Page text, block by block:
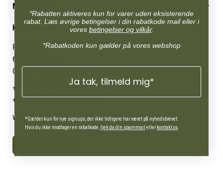
Følg din bestilling
Persondatapolitik
Cookies
Returportal
Job
Mærker
Om os
Om Vestjyllands Andel
Blog
Ofte stillede spørgsmål
MIN KONTO
Administrer min konto
KONTAKT OS
Pantonevej 10
6580 Vamdrup
CVR: 21 38 54 84
+45 7692 2900
AgroLand Vamdrup
+45 4630 0885
webshop@agroland.dk
*Rabatten aktiveres kun for varer uden eksisterende
rabat. Læs øvrige betingelser i din rabatkode mail eller i
vores betingelser og vilkår.
*Rabatkoden kun gælder på vores webshop
Ja tak, tilmeld mig*
*Gælder kun for nye signups, der ikke tidligere har været på nyhedsbrevet.
Hvis du ikke modtager en rabatkode, tjek da din spammail ellerkontakt os